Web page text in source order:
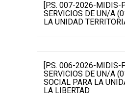
[P.S. 007-2026-MIDIS-
SERVICIOS DE UN/A
LA UNIDAD
[P.S. 006-2026-MIDIS-
SERVICIOS DE UN/A
SOCIAL PARA LA
LA LIBERTAD